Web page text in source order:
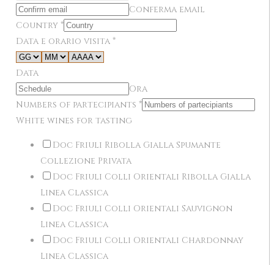
Conferma email
Country *
Data e orario visita *
Data
Ora
Numbers of partecipiants *
White wines for tasting
Doc Friuli Ribolla Gialla Spumante
Collezione Privata
Doc Friuli Colli Orientali Ribolla Gialla
Linea Classica
Doc Friuli Colli Orientali Sauvignon
Linea Classica
Doc Friuli Colli Orientali Chardonnay
Linea Classica